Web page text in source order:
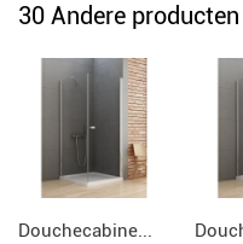
30 Andere
Douchecabine...